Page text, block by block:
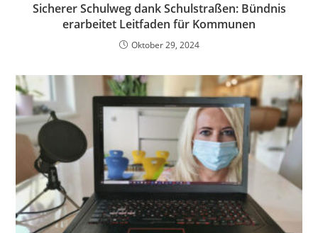
Sicherer Schulweg dank Schulstraßen: Bündnis
erarbeitet Leitfaden für Kommunen
Oktober 29, 2024